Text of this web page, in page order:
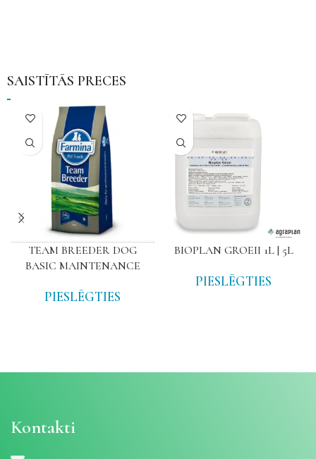
SAISTĪTĀS PRECES
TEAM BREEDER DOG
BASIC MAINTENANCE
PIESLĒGTIES
NAV
BIOPLAN GROEII 1L | 5L
PIESLĒGTIES
Kontakti